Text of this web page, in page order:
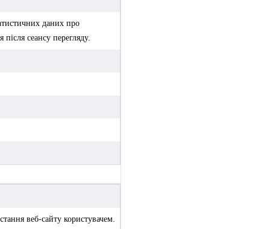
даних про
сеансу перегляду.
веб-сайту користувачем.